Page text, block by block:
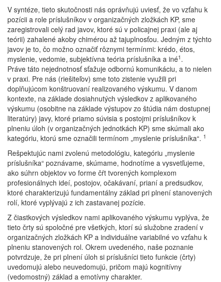
V syntéze, tieto skutočnosti nás oprávňujú uviesť, že vo vzťahu k
pozícii a role príslušníkov v organizačných zložkách KP, sme
zaregistrovali celý rad javov, ktoré sú v policajnej praxi (ale aj
teórii) zahalené akoby chimérou až tajuplnosťou. Jedným z týchto
javov je to, čo možno označiť rôznymi termínmi: krédo, étos,
myslenie, vedomie, subjektívna teória príslušníka a iné1 .
Práve táto nejednotnosť sťažuje odbornú komunikáciu, a to nielen
v praxi. Pre nás (riešiteľov) sme toto zistenie využili pri
doplňujúcom konštruovaní realizovaného výskumu. V danom
kontexte, na základe dosiahnutých výsledkov z aplikovaného
výskumu (osobitne na základe výstupov zo štúdia nám dostupnej
literatúry) javy, ktoré priamo súvisia s postojmi príslušníkov k
plneniu úloh (v organizačných jednotkách KP) sme skúmali ako
kategóriu, ktorú sme označili termínom „myslenie príslušníka“. 1
Rešpektujúc nami zvolenú metodológiu, kategóriu „myslenie
príslušníka“ poznávame, skúmame, hodnotíme a vysvetľujeme,
ako súhrn objektov vo forme čŕt tvorených komplexom
profesionálnych ideí, postojov, očakávaní, prianí a predsudkov,
ktoré charakterizujú fundamentálny základ pri plnení stanovených
rolí, ktoré vyplývajú z ich zastavanej pozície.
Z čiastkových výsledkov nami aplikovaného výskumu vyplýva, že
tieto črty sú spoločné pre všetkých, ktorí sú služobne zradení v
organizačných zložkách KP a individuálne variabilné vo vzťahu k
plneniu stanovených rol. Okrem uvedeného, naše poznanie
potvrdzuje, že pri plnení úloh si príslušníci tieto funkcie (črty)
uvedomujú alebo neuvedomujú, pričom majú kognitívny
(vedomostný) základ a emotívny charakter.